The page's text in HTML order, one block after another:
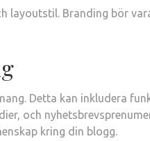
layoutstil. Branding bör
Detta kan inkludera
och
kring din blogg.